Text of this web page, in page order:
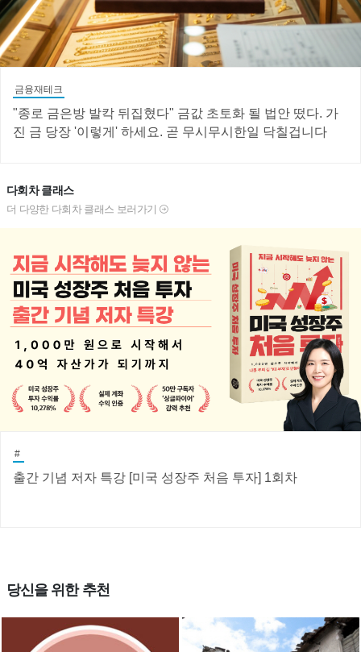
금융재테크
"종로 금은방 발칵 뒤집혔다" 금값 초토화 될 법안 떴다. 가
진 금 당장 '이렇게' 하세요. 곧 무시무시한일 닥칠겁니다
다회차 클래스
더 다양한 다회차 클래스 보러가기
#
출간 기념 저자 특강 [미국 성장주 처음 투자] 1회차
당신을 위한 추천